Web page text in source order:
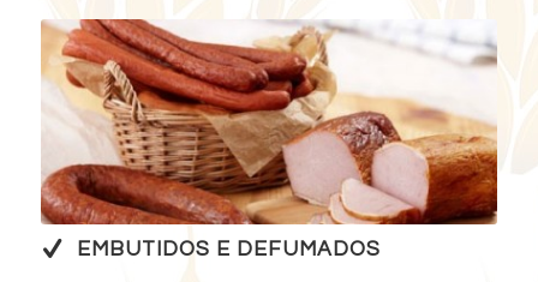
EMBUTIDOS E DEFUMADOS